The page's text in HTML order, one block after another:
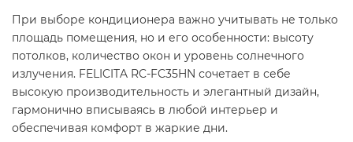
При выборе кондиционера важно учитывать не только
площадь помещения, но и его особенности: высоту
потолков, количество окон и уровень солнечного
излучения. FELICITA RC-FC35HN сочетает в себе
высокую производительность и элегантный дизайн,
гармонично вписываясь в любой интерьер и
обеспечивая комфорт в жаркие дни.